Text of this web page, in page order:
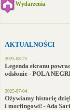
Wydarzenia
AKTUALNOŚCI
2025-08-25
Legenda ekranu
odsłonie - POLA
2025-07-04
Ożywiamy historię
i morfingowi! - Ada Sari